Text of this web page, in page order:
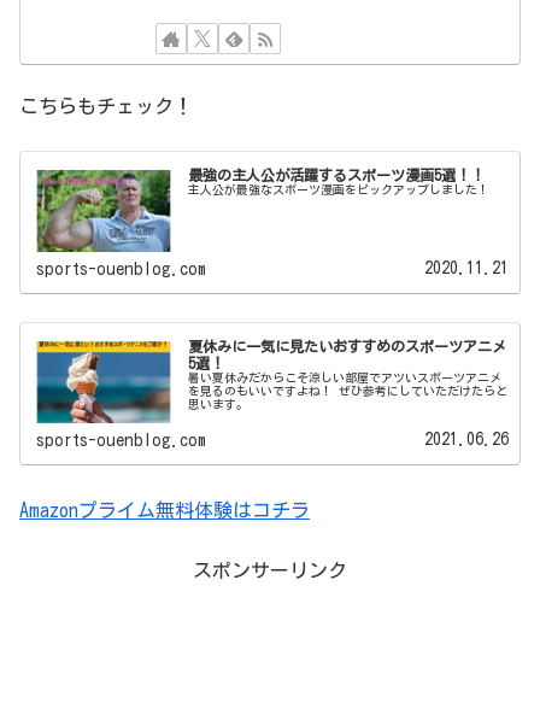
こちらもチェック！
最強の主人公が活躍するスポーツ漫画5選！！
主人公が最強なスポーツ漫画をピックアップしました！
sports-ouenblog.com 2020.11.21
夏休みに一気に見たいおすすめのスポーツアニメ
5選！
暑い夏休みだからこそ涼しい部屋でアツいスポーツアニメ
を見るのもいいですよね！ ぜひ参考にしていただけたらと
思います。
sports-ouenblog.com 2021.06.26
Amazonプライム無料体験はコチラ
スポンサーリンク